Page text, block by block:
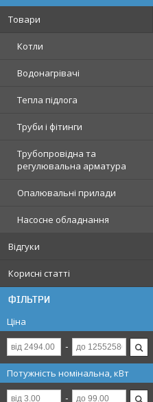
Товари
Котли
Водонагрівачі
Тепла підлога
Труби і фітинги
Трубопровідна та
регулювальна арматура
Опалювальні прилади
Насосне обладнання
Відгуки
Корисні статті
ФІЛЬТРИ
Ціна
Потужність номінальна, кВт